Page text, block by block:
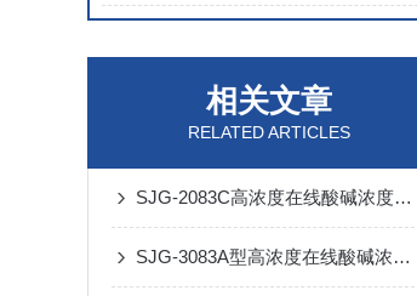
相关文章
RELATED ARTICLES
SJG-2083C高浓度在线酸碱浓度计说明书
SJG-3083A型高浓度在线酸碱浓度计说明书